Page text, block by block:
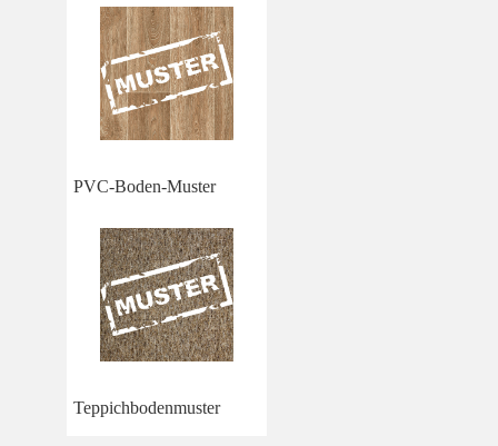
PVC-Boden-Muster
Teppichbodenmuster